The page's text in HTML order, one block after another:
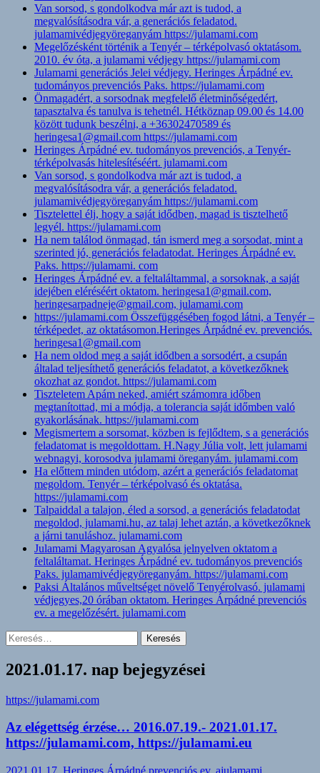
Van sorsod, s gondolkodva már azt is tudod, a
megvalósításodra vár, a generációs feladatod.
julamamivédjegyöreganyám https://julamami.com
Megelőzésként történik a Tenyér – térképolvasó oktatásom.
2010. év óta, a julamami védjegy https://julamami.com
Julamami generációs Jelei védjegy. Heringes Árpádné ev.
tudományos prevenciós Paks. https://julamami.com
Önmagadért, a sorsodnak megfelelő életminőségedért,
tapasztalva és tanulva is tehetnél. Hétköznap 09.00 és 14.00
között tudunk beszélni, a +36302470589 és
heringesa1@gmail.com https://julamami.com
Heringes Árpádné ev. tudományos prevenciós, a Tenyér-
térképolvasás hitelesítéséért. julamami.com
Van sorsod, s gondolkodva már azt is tudod, a
megvalósításodra vár, a generációs feladatod.
julamamivédjegyöreganyám https://julamami.com
Tisztelettel élj, hogy a saját idődben, magad is tisztelhető
legyél. https://julamami.com
Ha nem találod önmagad, tán ismerd meg a sorsodat, mint a
szerinted jó, generációs feladatodat. Heringes Árpádné ev.
Paks. https://julamami. com
Heringes Árpádné ev. a feltaláltammal, a sorsoknak, a saját
idejében eléréséért oktatom. heringesa1@gmail.com,
heringesarpadneje@gmail.com, julamami.com
https://julamami.com Összefüggésében fogod látni, a Tenyér –
térképedet, az oktatásomon.Heringes Árpádné ev. prevenciós.
heringesa1@gmail.com
Ha nem oldod meg a saját idődben a sorsodért, a csupán
általad teljesíthető generációs feladatot, a következőknek
okozhat az gondot. https://julamami.com
Tiszteletem Apám neked, amiért számomra időben
megtanítottad, mi a módja, a tolerancia saját időmben való
gyakorlásának. https://julamami.com
Megismertem a sorsomat, közben is fejlődtem, s a generációs
feladatomat is megoldottam. H.Nagy Júlia volt, lett julamami
webnagyi, korosodva julamami öreganyám. julamami.com
Ha előttem minden utódom, azért a generációs feladatomat
megoldom. Tenyér – térképolvasó és oktatása.
https://julamami.com
Talpaiddal a talajon, éled a sorsod, a generációs feladatodat
megoldod, julamami.hu, az talaj lehet aztán, a következőknek
a járni tanuláshoz. julamami.com
Julamami Magyarosan Agyalósa jelnyelven oktatom a
feltaláltamat. Heringes Árpádné ev. tudományos prevenciós
Paks. julamamivédjegyöreganyám. https://julamami.com
Paksi Általános műveltséget növelő Tenyérolvasó. julamami
védjegyes,20 órában oktatom. Heringes Árpádné prevenciós
ev. a megelőzésért. julamami.com
Keresés:
2021.01.17. nap bejegyzései
https://julamami.com
Az elégettség érzése… 2016.07.19.- 2021.01.17.
https://julamami.com, https://julamami.eu